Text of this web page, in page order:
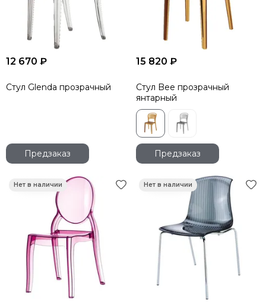
12 670 ₽
Стул Glenda прозрачный
Предзаказ
15 820 ₽
Стул Bee прозрачный
янтарный
Предзаказ